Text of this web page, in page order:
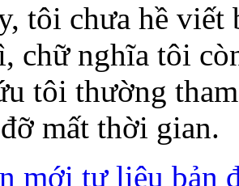
tôi chưa hề
chữ nghĩa tôi
tôi thường
mất thời gian.